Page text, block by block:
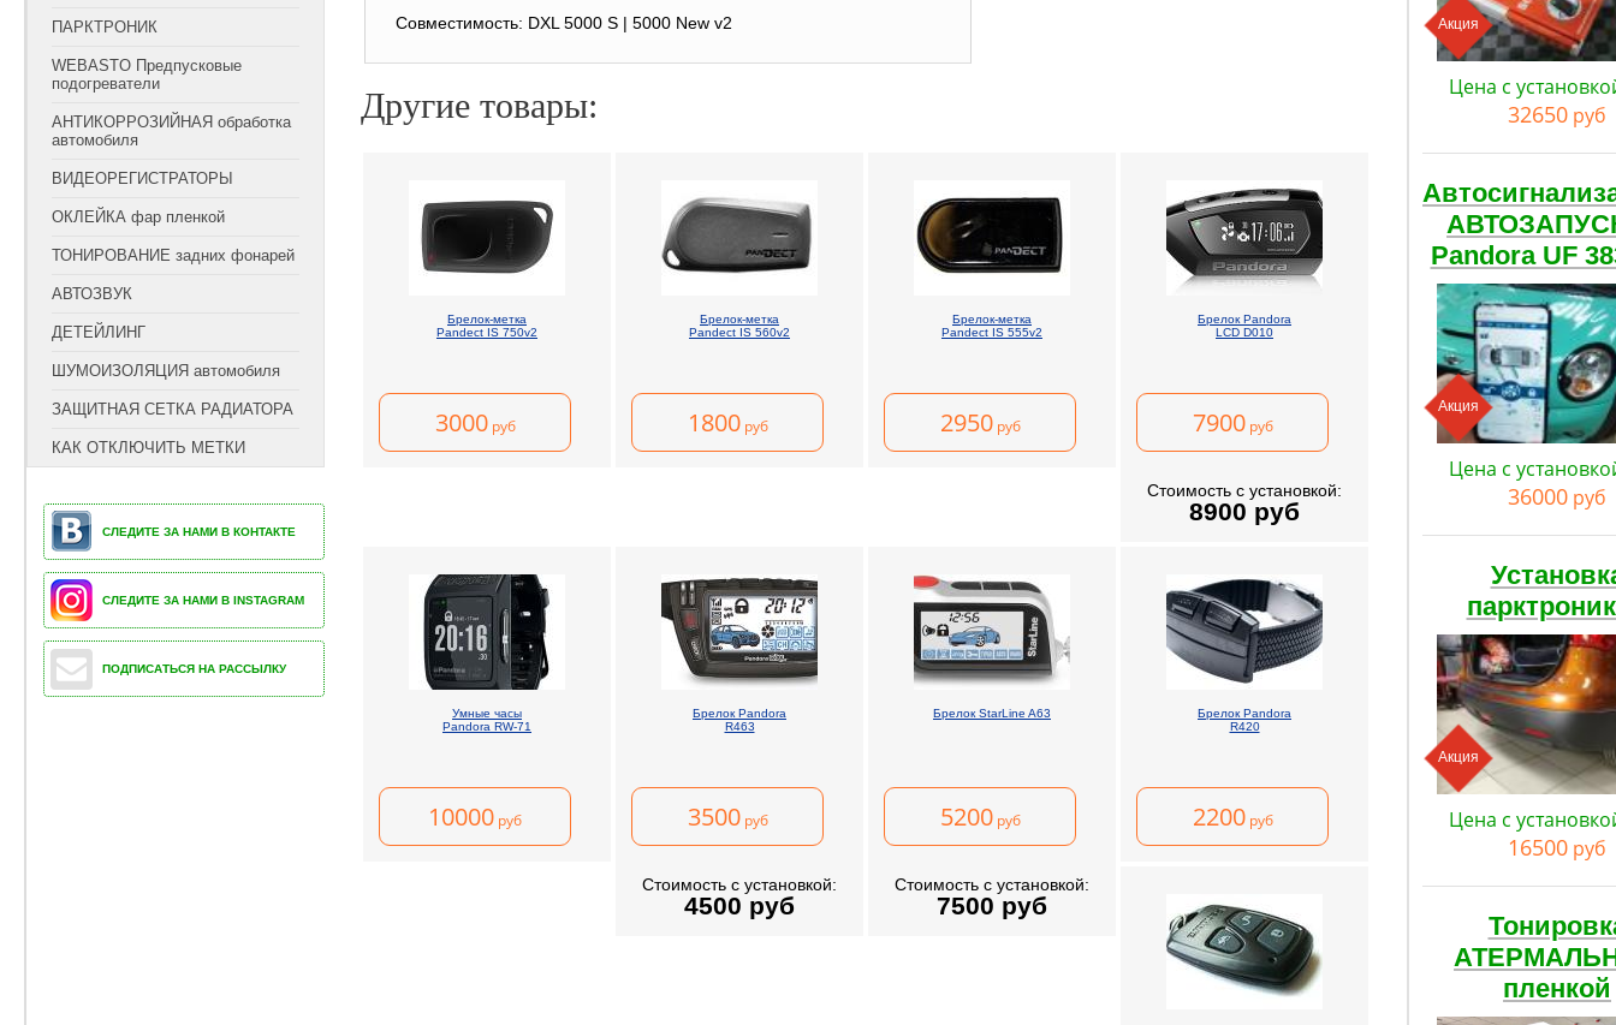
ПАРКТРОНИК
WEBASTO Предпусковые
подогреватели
АНТИКОРРОЗИЙНАЯ обработка
автомобиля
ВИДЕОРЕГИСТРАТОРЫ
ОКЛЕЙКА фар пленкой
ТОНИРОВАНИЕ задних фонарей
АВТОЗВУК
ДЕТЕЙЛИНГ
ШУМОИЗОЛЯЦИЯ автомобиля
ЗАЩИТНАЯ СЕТКА РАДИАТОРА
КАК ОТКЛЮЧИТЬ МЕТКИ
СЛЕДИТЕ ЗА НАМИ В КОНТАКТЕ
СЛЕДИТЕ ЗА НАМИ В INSTAGRAM
ПОДПИСАТЬСЯ НА РАССЫЛКУ
Совместимоcть: DXL 5000 S | 5000 New v2
Другие товары:
Брелок-метка
Pandect IS 750v2
3000руб
Брелок-метка
Pandect IS 560v2
1800руб
Брелок-метка
Pandect IS 555v2
2950руб
Брелок Pandora
LCD D010
7900руб
Стоимость с установкой:
8900 руб
Умные часы
Pandora RW-71
10000 руб
Брелок Pandora
R463
3500руб
Стоимость с установкой:
4500 руб
Брелок StarLine A63
5200руб
Стоимость с установкой:
7500 руб
Брелок Pandora
R420
2200руб
Акция
Цена с
32650 руб
Pandora UF
Акция
Цена с
36000 руб
Акция
Цена с
16500 руб
пленкой